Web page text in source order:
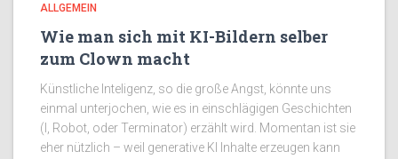
ALLGEMEIN
Wie man sich mit KI-Bildern selber
zum Clown macht
Künstliche Inteligenz, so die große Angst, könnte uns
einmal unterjochen, wie es in einschlägigen Geschichten
(I, Robot, oder Terminator) erzählt wird. Momentan ist sie
eher nützlich – weil generative KI Inhalte erzeugen kann